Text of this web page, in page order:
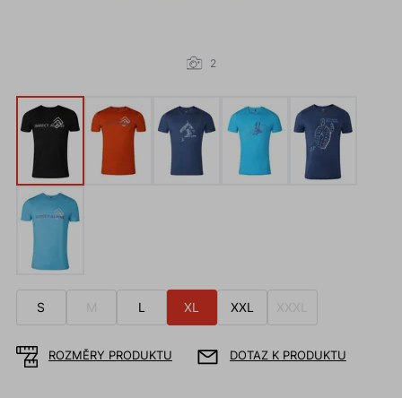
2
S M L XL XXL XXXL
ROZMĚRY PRODUKTU DOTAZ K PRODUKTU